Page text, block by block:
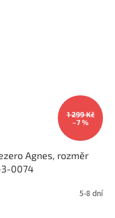
1 299 Kč
–7 %
Agnes, rozměr
3-0074
5-8 dní